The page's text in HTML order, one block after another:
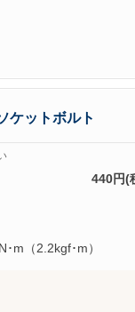
ケットボルト
440円(
m（2.2kgf･m）